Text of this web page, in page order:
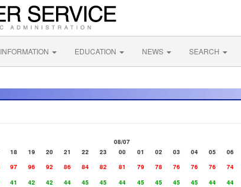
INFORMATION EDUCATION NEWS SEARCH
08/07
18 19 20 21 22 23 00 01 02 03 04 05 06
97 96 92 86 84 82 81 79 78 76 76 76 74
41 42 42 44 45 45 44 45 45 45 45 44 44